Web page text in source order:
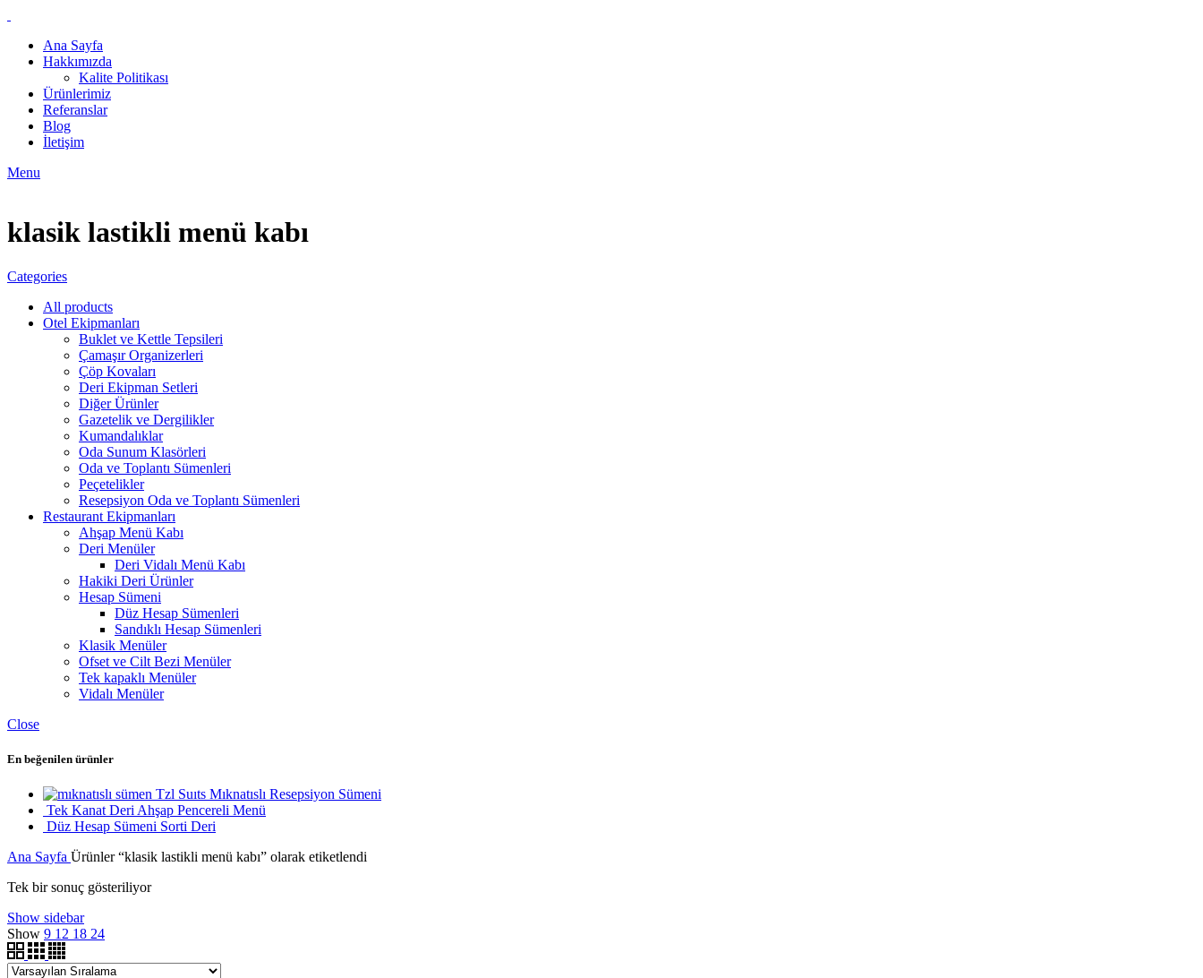
Ana Sayfa
Hakkımızda
Kalite Politikası
Ürünlerimiz
Referanslar
Blog
İletişim
Menu
klasik lastikli menü kabı
Categories
All products
Otel Ekipmanları
Buklet ve Kettle Tepsileri
Çamaşır Organizerleri
Çöp Kovaları
Deri Ekipman Setleri
Diğer Ürünler
Gazetelik ve Dergilikler
Kumandalıklar
Oda Sunum Klasörleri
Oda ve Toplantı Sümenleri
Peçetelikler
Resepsiyon Oda ve Toplantı Sümenleri
Restaurant Ekipmanları
Ahşap Menü Kabı
Deri Menüler
Deri Vidalı Menü Kabı
Hakiki Deri Ürünler
Hesap Sümeni
Düz Hesap Sümenleri
Sandıklı Hesap Sümenleri
Klasik Menüler
Ofset ve Cilt Bezi Menüler
Tek kapaklı Menüler
Vidalı Menüler
Close
En beğenilen ürünler
Tzl Suıts Mıknatıslı Resepsiyon Sümeni
Tek Kanat Deri Ahşap Pencereli Menü
Düz Hesap Sümeni Sorti Deri
Ana Sayfa Ürünler “klasik lastikli menü kabı” olarak etiketlendi
Tek bir sonuç gösteriliyor
Show sidebar
Show 9 12 18 24